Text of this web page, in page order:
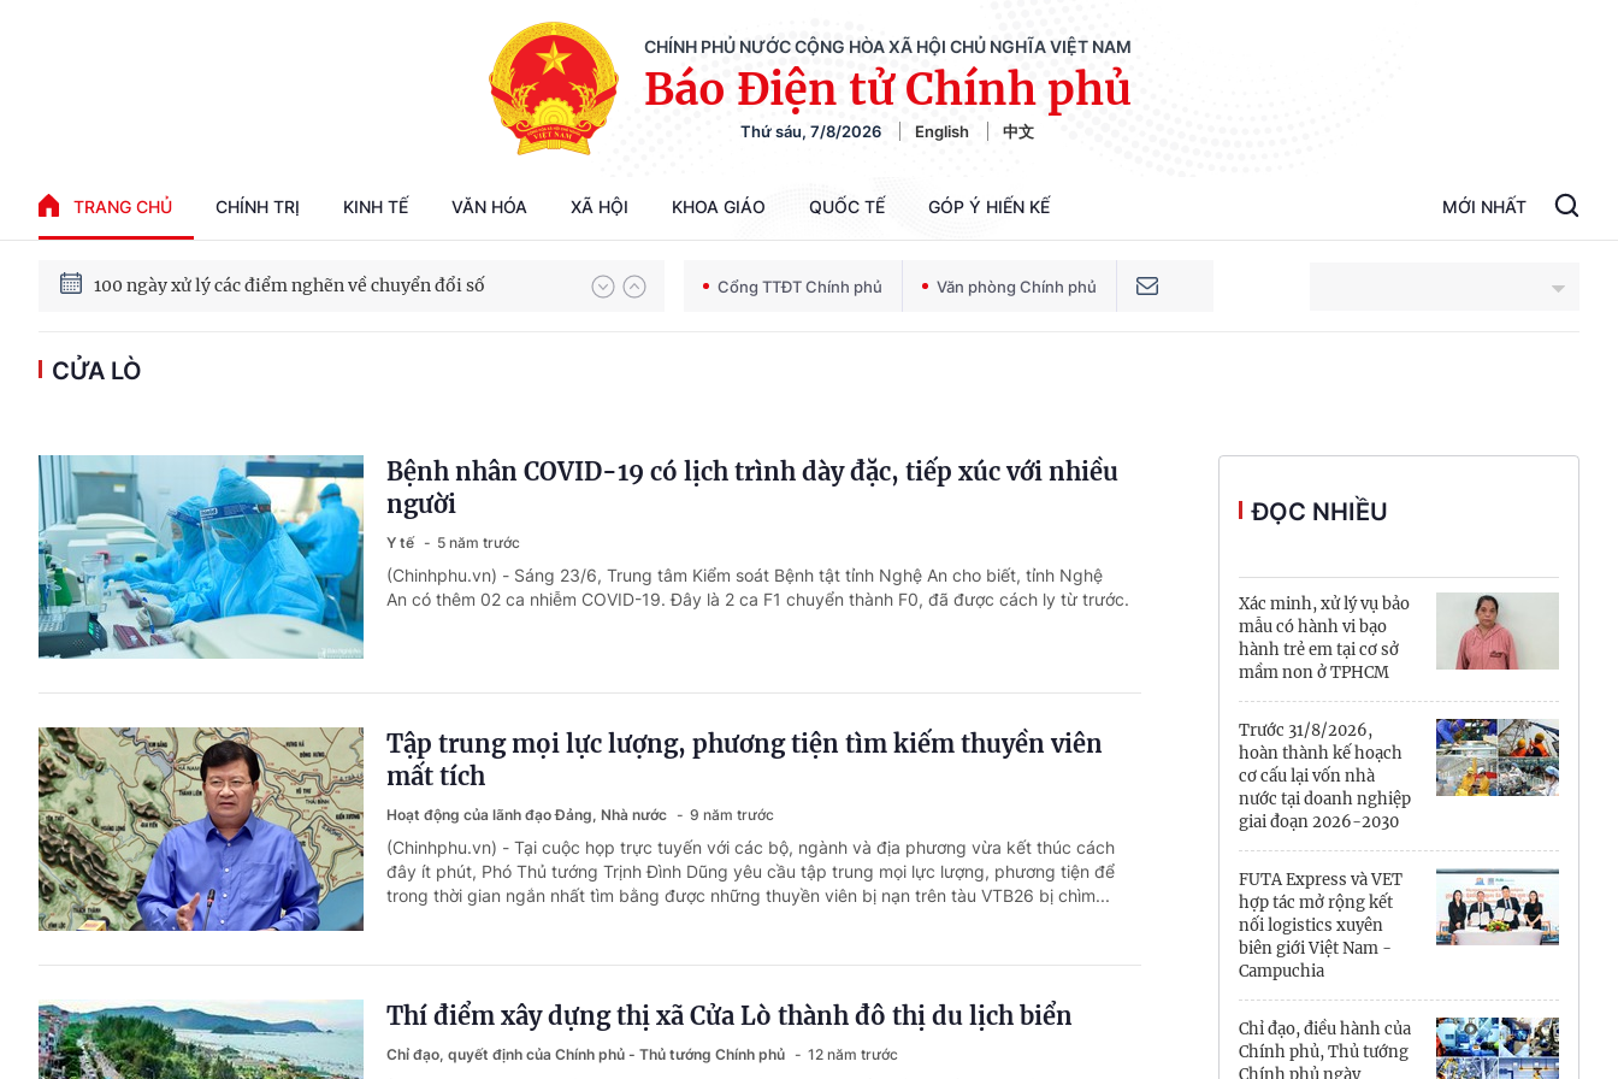
CHÍNH PHỦ NƯỚC CỘNG HÒA XÃ HỘI CHỦ NGHĨA VIỆT NAM
Báo Điện tử Chính phủ
Thứ sáu, 7/8/2026 English 中文
TRANG CHỦ CHÍNH TRỊ KINH TẾ VĂN HÓA XÃ HỘI KHOA GIÁO QUỐC TẾ GÓP Ý HIẾN KẾ MỚI NHẤT
Phát triển nhà ở cho thuê - Trụ cột chiến lược, lâu dài
Cổng TTĐT Chính phủ Văn phòng Chính phủ
Cần Thơ
Điện Biên
Đắk Lắk
Đồng Nai
Đồng Tháp
Gia Lai
Hà Nội
Hồ Chí Minh
Hà Tĩnh
CỬA LÒ
Bệnh nhân COVID-19 có lịch trình dày đặc, tiếp xúc với nhiều
người
Y tế 5 năm trước
(Chinhphu.vn) - Sáng 23/6, Trung tâm Kiểm soát Bệnh tật tỉnh Nghệ An cho biết, tỉnh Nghệ
An có thêm 02 ca nhiễm COVID-19. Đây là 2 ca F1 chuyển thành F0, đã được cách ly từ trước.
Tập trung mọi lực lượng, phương tiện tìm kiếm thuyền viên
mất tích
Hoạt động của lãnh đạo Đảng, Nhà nước 9 năm trước
(Chinhphu.vn) - Tại cuộc họp trực tuyến với các bộ, ngành và địa phương vừa kết thúc cách
đây ít phút, Phó Thủ tướng Trịnh Đình Dũng yêu cầu tập trung mọi lực lượng, phương tiện để
trong thời gian ngắn nhất tìm bằng được những thuyền viên bị nạn trên tàu VTB26 bị chìm...
Thí điểm xây dựng thị xã Cửa Lò thành đô thị du lịch biển
Chỉ đạo, quyết định của Chính phủ - Thủ tướng Chính phủ 12 năm trước
ĐỌC NHIỀU
Xác minh, xử lý vụ bảo
mẫu có hành vi bạo
hành trẻ em tại cơ sở
mầm non ở TPHCM
Trước 31/8/2026,
hoàn thành kế hoạch
cơ cấu lại vốn nhà
nước tại doanh nghiệp
giai đoạn 2026-2030
FUTA Express và VET
hợp tác mở rộng kết
nối logistics xuyên
biên giới Việt Nam -
Campuchia
Chỉ đạo, điều hành của
Chính phủ, Thủ tướng
Chính phủ ngày